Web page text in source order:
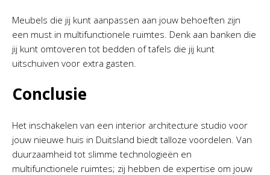
Meubels die jij kunt aanpassen aan jouw behoeften zijn
een must in multifunctionele ruimtes. Denk aan banken die
jij kunt omtoveren tot bedden of tafels die jij kunt
uitschuiven voor extra gasten.
Conclusie
Het inschakelen van een interior architecture studio voor
jouw nieuwe huis in Duitsland biedt talloze voordelen. Van
duurzaamheid tot slimme technologieën en
multifunctionele ruimtes; zij hebben de expertise om jouw